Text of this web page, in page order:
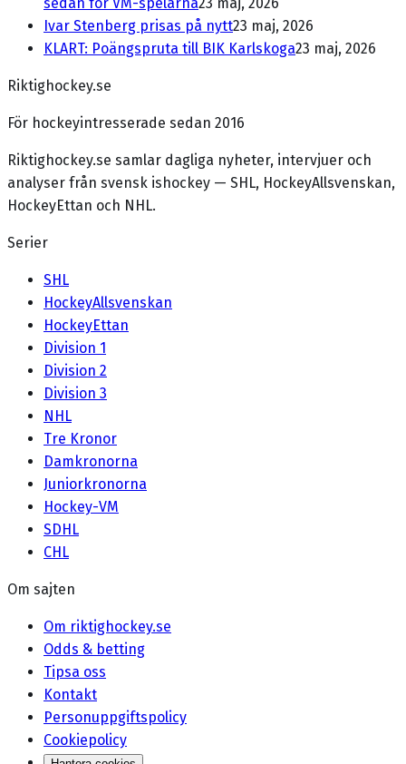
Ivar Stenberg prisas på nytt23 maj, 2026
KLART: Poängspruta till BIK Karlskoga23 maj, 2026
Riktighockey.se
För hockeyintresserade sedan 2016
Riktighockey.se samlar dagliga nyheter, intervjuer och
analyser från svensk ishockey — SHL, HockeyAllsvenskan,
HockeyEttan och NHL.
Serier
SHL
HockeyAllsvenskan
HockeyEttan
Division 1
Division 2
Division 3
NHL
Tre Kronor
Damkronorna
Juniorkronorna
Hockey-VM
SDHL
CHL
Om sajten
Om riktighockey.se
Odds & betting
Tipsa oss
Kontakt
Personuppgiftspolicy
Cookiepolicy